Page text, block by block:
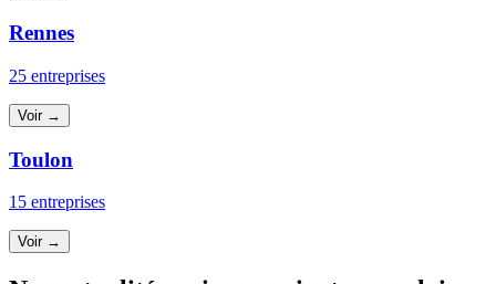
Rennes
25 entreprises
Voir →
Toulon
15 entreprises
Voir →